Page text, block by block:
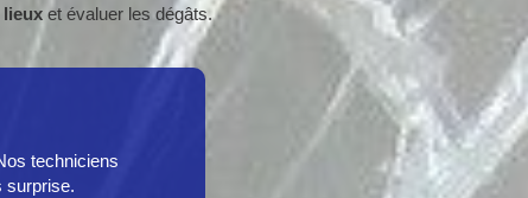
et évaluer les dégâts.
techniciens
surprise.